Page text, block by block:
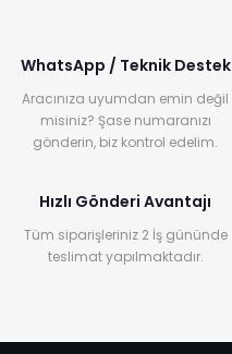
WhatsApp / Teknik Destek
Aracınıza uyumdan emin değil
misiniz? Şase numaranızı
gönderin, biz kontrol edelim.
Hızlı Gönderi Avantajı
Tüm siparişleriniz 2 İş gününde
teslimat yapılmaktadır.